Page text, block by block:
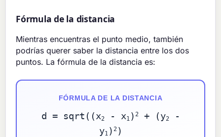
Fórmula de la distancia
Mientras encuentras el punto medio, también
podrías querer saber la distancia entre los dos
puntos. La fórmula de la distancia es:
FÓRMULA DE LA DISTANCIA
d = sqrt((x2 - x1 ) 2+ (y2
-
y1 ) 2)